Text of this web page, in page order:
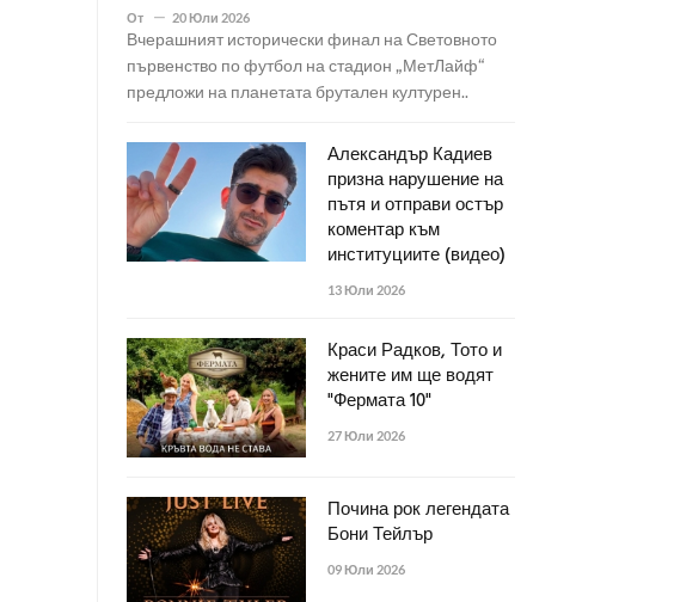
От 20 Юли 2026
Вчерашният исторически финал на Световното
първенство по футбол на стадион „МетЛайф“
предложи на планетата брутален културен..
Александър Кадиев
призна нарушение на
пътя и отправи остър
коментар към
институциите (видео)
13 Юли 2026
Краси Радков, Тото и
жените им ще водят
"Фермата 10"
27 Юли 2026
Почина рок легендата
Бони Тейлър
09 Юли 2026